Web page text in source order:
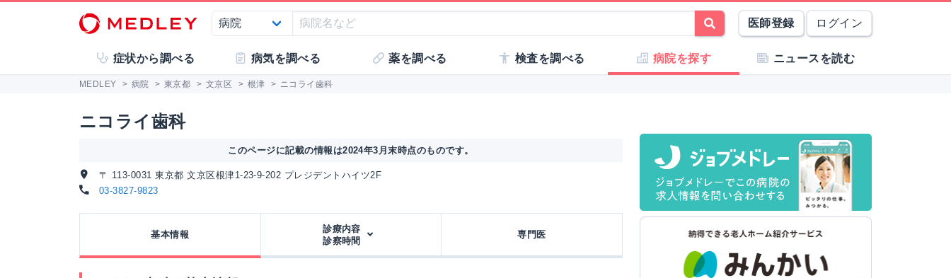
医師登録 ログイン
症状から調べる 病気を調べる 薬を調べる 検査を調べる 病院を探す ニュースを読む
MEDLEY > 病院 > 東京都 > 文京区 > 根津 > ニコライ歯科
ニコライ歯科
このページに記載の情報は2024年3月末時点のものです。
〒 113-0031 東京都 文京区根津1-23-9-202 プレジデントハイツ2F
03-3827-9823
基本情報
診療内容
診察時間
専門医